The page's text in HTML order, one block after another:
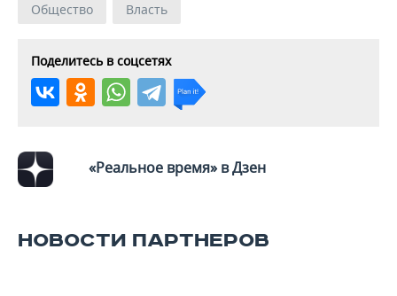
Общество Власть
Поделитесь в соцсетях
«Реальное время» в Дзен
НОВОСТИ ПАРТНЕРОВ